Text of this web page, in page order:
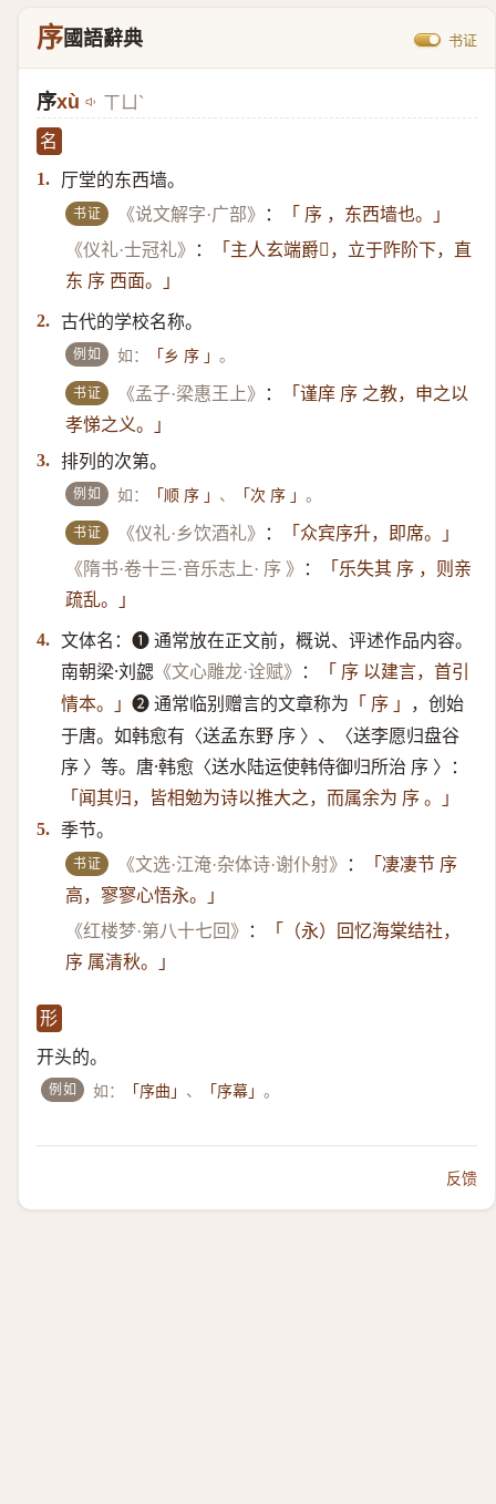
序國語辭典 书证
序xù ㄒㄩˋ
名
1.
厅堂的东西墙。
书证 《说文解字·广部》 ：
「 序 ，东西墙也。」
《仪礼·士冠礼》
：
「主人玄端爵𫖒，立于阼阶下，直
东 序 西面。」
2. 古代的学校名称。
例如 如： 「乡 序 」。
书证 《孟子·梁惠王上》 ：
「谨庠 序 之教，申之以
孝悌之义。」
3. 排列的次第。
例如 如： 「顺 序 」 、 「次 序 」。
书证 《仪礼·乡饮酒礼》 ：
「众宾序升，即席。」
《隋书·卷十三·音乐志上· 序 》
：
「乐失其 序 ，则亲
疏乱。」
4. 文体名：➊ ​通常放在正文前，概说、评述作品内容。
南朝梁·刘勰 《文心雕龙·诠赋》 ：
「 序 以建言，首引
情本。」 ➋ ​通常临别赠言的文章称为 「 序 」
，创始
于唐。如韩愈有〈送孟东野 序 〉、〈送李愿归盘谷
序 〉等。唐·韩愈〈送水陆运使韩侍御归所治 序 〉：
「闻其归，皆相勉为诗以推大之，而属余为 序 。」
5.
季节。
书证 《文选·江淹·杂体诗·谢仆射》 ：
「凄凄节 序
高，寥寥心悟永。」
《红楼梦·第八十七回》
：
「（永）​回忆海棠结社，
序 属清秋。」
形
开头的。
例如 如： 「序曲」 、 「序幕」。
反馈